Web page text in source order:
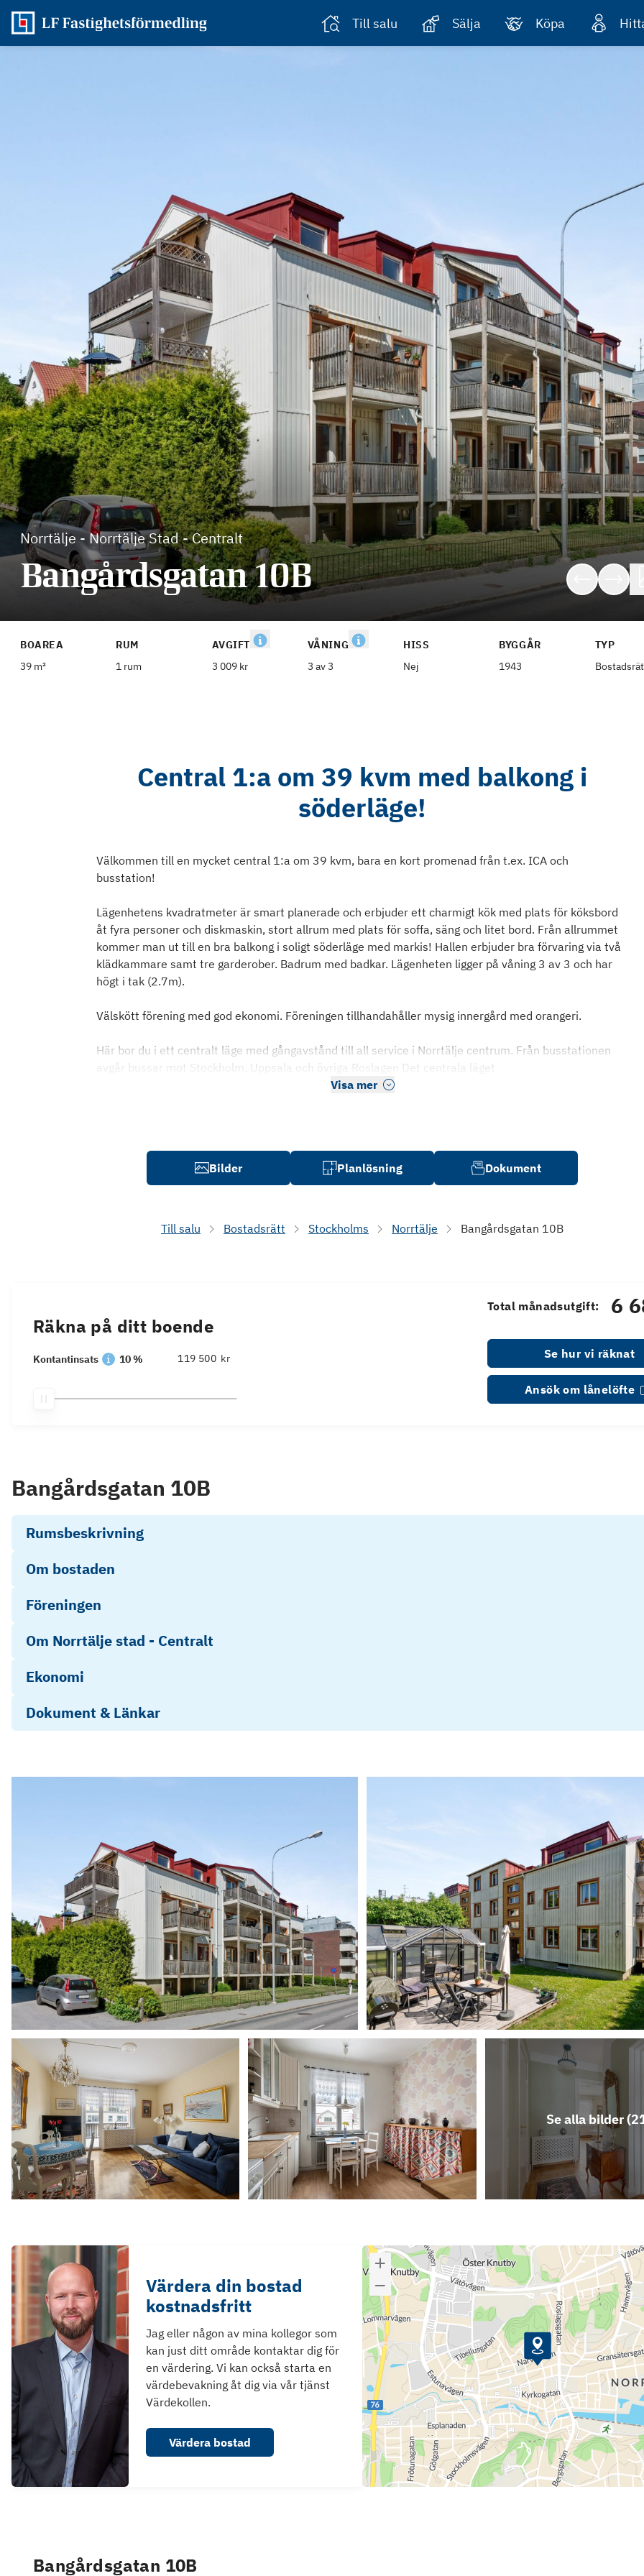
Till salu Sälja Köpa
Norrtälje -Norrtälje Stad - Centralt
Bangårdsgatan 10B
BOAREA
39 m²
RUM
1 rum
AVGIFT
3 009 kr
VÅNING
3 av 3
HISS
Nej
BYGGÅR
1943
TYP
Central 1:a om 39 kvm med balkong i
söderläge!
Välkommen till en mycket central 1:a om 39 kvm, bara en kort promenad från t.ex. ICA och
busstation!
Lägenhetens kvadratmeter är smart planerade och erbjuder ett charmigt kök med plats för köksbord
åt fyra personer och diskmaskin, stort allrum med plats för soffa, säng och litet bord. Från allrummet
kommer man ut till en bra balkong i soligt söderläge med markis! Hallen erbjuder bra förvaring via två
klädkammare samt tre garderober. Badrum med badkar. Lägenheten ligger på våning 3 av 3 och har
högt i tak (2.7m).
Välskött förening med god ekonomi. Föreningen tillhandahåller mysig innergård med orangeri.
Här bor du i ett centralt läge med gångavstånd till all service i Norrtälje centrum. Från busstationen
avgår bussar mot Stockholm, Uppsala och övriga Roslagen Det centrala läget
Visa mer
Bilder Planlösning Dokument
Till salu Bostadsrätt Stockholms Norrtälje Bangårdsgatan 10B
Räkna på ditt boende
Kontantinsats 10 % kr
Total månadsutgift: 6
Se hur vi räknat
Ansök om lånelöfte
Bangårdsgatan 10B
Rumsbeskrivning
Om bostaden
Föreningen
Om Norrtälje stad - Centralt
Ekonomi
Dokument & Länkar
Se alla bilder (
Värdera din bostad
kostnadsfritt
Jag eller någon av mina kollegor som
kan just ditt område kontaktar dig för
en värdering. Vi kan också starta en
värdebevakning åt dig via vår tjänst
Värdekollen.
Värdera bostad
Bangårdsgatan 10B